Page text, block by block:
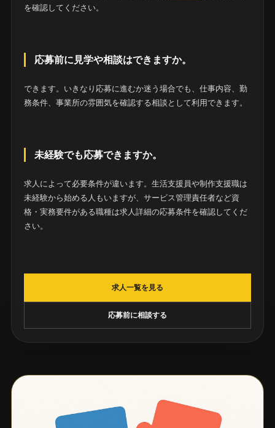
を確認してください。
応募前に見学や相談はできますか。
できます。いきなり応募に進むか迷う場合でも、仕事内容、勤
務条件、事業所の雰囲気を確認する相談として利用できます。
未経験でも応募できますか。
求人によって必要条件が違います。生活支援員や制作支援職は
未経験から始める人もいますが、サービス管理責任者など資
格・実務要件がある職種は求人詳細の応募条件を確認してくだ
さい。
求人一覧を見る
応募前に相談する